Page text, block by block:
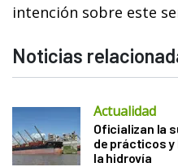
intención sobre este
Noticias
Actualidad
Oficializan la
de prácticos y
la hidrovía